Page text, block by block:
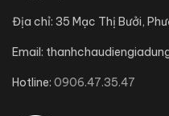
Địa chỉ: 35 Mạc Thị Bưởi,
Email:
Hotline: 0906.47.35.47